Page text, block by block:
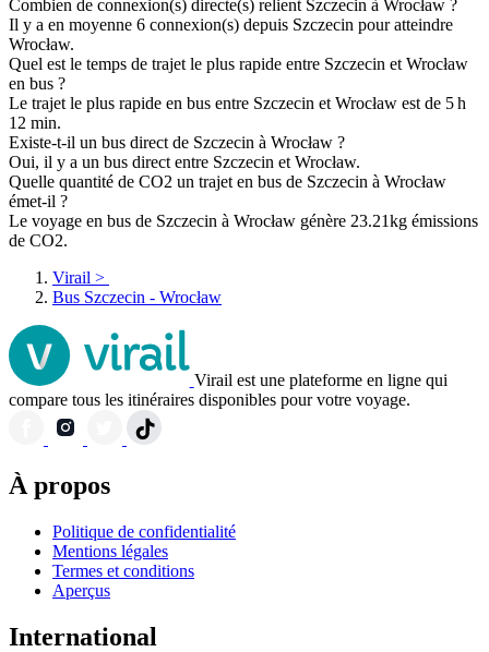
Combien de connexion(s) directe(s) relient Szczecin à Wrocław ?
Il y a en moyenne 6 connexion(s) depuis Szczecin pour atteindre
Wrocław.
Quel est le temps de trajet le plus rapide entre Szczecin et Wrocław
en bus ?
Le trajet le plus rapide en bus entre Szczecin et Wrocław est de 5 h
12 min.
Existe-t-il un bus direct de Szczecin à Wrocław ?
Oui, il y a un bus direct entre Szczecin et Wrocław.
Quelle quantité de CO2 un trajet en bus de Szczecin à Wrocław
émet-il ?
Le voyage en bus de Szczecin à Wrocław génère 23.21kg émissions
de CO2.
Virail >
Bus Szczecin - Wrocław
Virail est une plateforme en ligne qui
compare tous les itinéraires disponibles pour votre voyage.
À propos
Politique de confidentialité
Mentions légales
Termes et conditions
Aperçus
International